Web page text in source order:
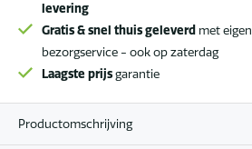
levering
Gratis & snel thuis geleverd met eigen
bezorgservice - ook op zaterdag
Laagste prijsgarantie
Productomschrijving